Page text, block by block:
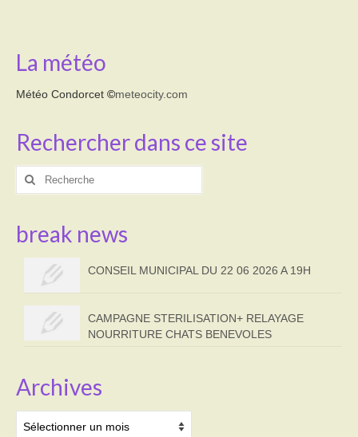
La météo
Météo Condorcet ©meteocity.com
Rechercher dans ce site
Rechercher
break news
CONSEIL MUNICIPAL DU 22 06 2026 A 19H
CAMPAGNE STERILISATION+ RELAYAGE
NOURRITURE CHATS BENEVOLES
Archives